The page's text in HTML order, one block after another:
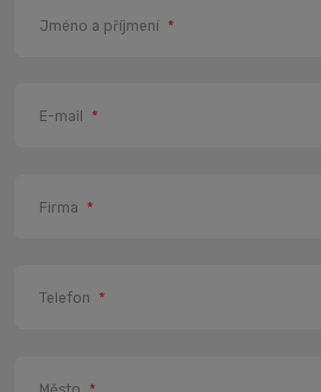
Jméno a příjmení *
E-mail *
Firma *
Telefon *